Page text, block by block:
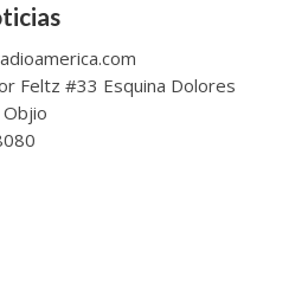
Feltz #33 Esquina Dolores